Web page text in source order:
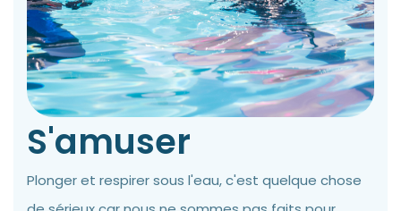
S'amuser
Plonger et respirer sous l'eau, c'est quelque chose